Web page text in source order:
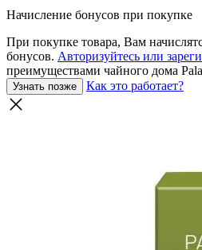
Начисление бонусов при покупке
При покупке товара, Вам
бонусов. Авторизуйтесь или
преимуществами чайного дома
Узнать позже Как это работает?